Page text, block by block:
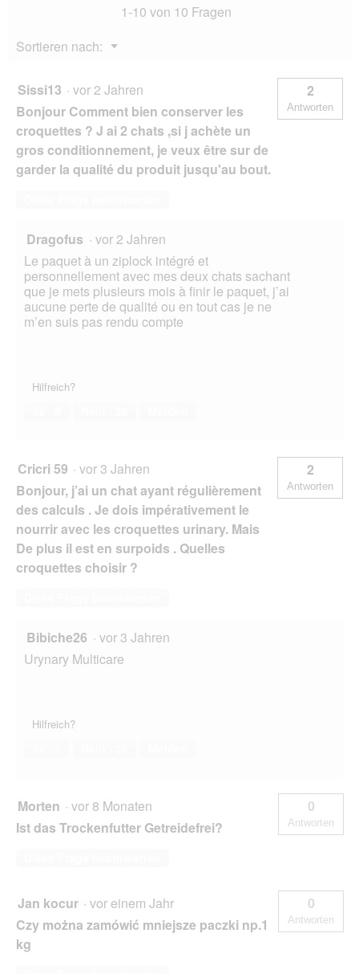
1-10 von 10 Fragen
Sortieren nach:
▼
Menü
Sissi13 · vor 2 Jahren
Bonjour Comment bien conserver les
croquettes ? J ai 2 chats ,si j achète un
gros conditionnement, je veux être sur de
garder la qualité du produit jusqu'au bout.
2
Antworten
Dragofus · vor 2 Jahren
Le paquet à un ziplock intégré et
personnellement avec mes deux chats sachant
que je mets plusieurs mois à finir le paquet, j’ai
aucune perte de qualité ou en tout cas je ne
m’en suis pas rendu compte
Hilfreich?
Cricri 59 · vor 3 Jahren
Bonjour, j’ai un chat ayant régulièrement
des calculs . Je dois impérativement le
nourrir avec les croquettes urinary. Mais
De plus il est en surpoids . Quelles
croquettes choisir ?
2
Antworten
Bibiche26 · vor 3 Jahren
Urynary Multicare
Hilfreich?
Morten · vor 8 Monaten
Ist das Trockenfutter Getreidefrei?
0
Antworten
Jan kocur · vor einem Jahr
Czy można zamówić mniejsze paczki np.1
kg
0
Antworten